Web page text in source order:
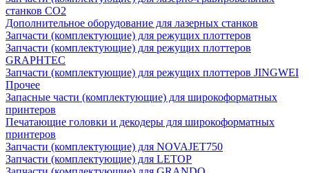
станков CO2
Дополнительное оборудование для лазерных станков
Запчасти (комплектующие) для режущих плоттеров
Запчасти (комплектующие) для режущих плоттеров
GRAPHTEC
Запчасти (комплектующие) для режущих плоттеров JINGWEI
Прочее
Запасные части (комплектующие) для широкоформатных
принтеров
Печатающие головки и декодеры для широкоформатных
принтеров
Запчасти (комплектующие) для NOVAJET750
Запчасти (комплектующие) для LETOP